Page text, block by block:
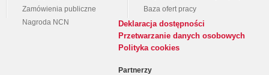
Zamówienia publiczne
Nagroda NCN
Baza ofert pracy
Deklaracja dostępności
Przetwarzanie danych osobowych
Polityka cookies
Partnerzy